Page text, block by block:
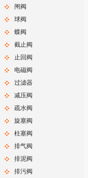
闸阀
球阀
蝶阀
截止阀
止回阀
电磁阀
过滤器
减压阀
疏水阀
旋塞阀
柱塞阀
排气阀
排泥阀
排污阀